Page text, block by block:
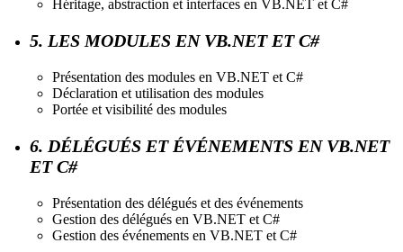
Héritage, abstraction et interfaces en VB.NET et C#
5. LES MODULES EN VB.NET ET C#
Présentation des modules en VB.NET et C#
Déclaration et utilisation des modules
Portée et visibilité des modules
6. DÉLÉGUÉS ET ÉVÉNEMENTS EN VB.NET
ET C#
Présentation des délégués et des événements
Gestion des délégués en VB.NET et C#
Gestion des événements en VB.NET et C#